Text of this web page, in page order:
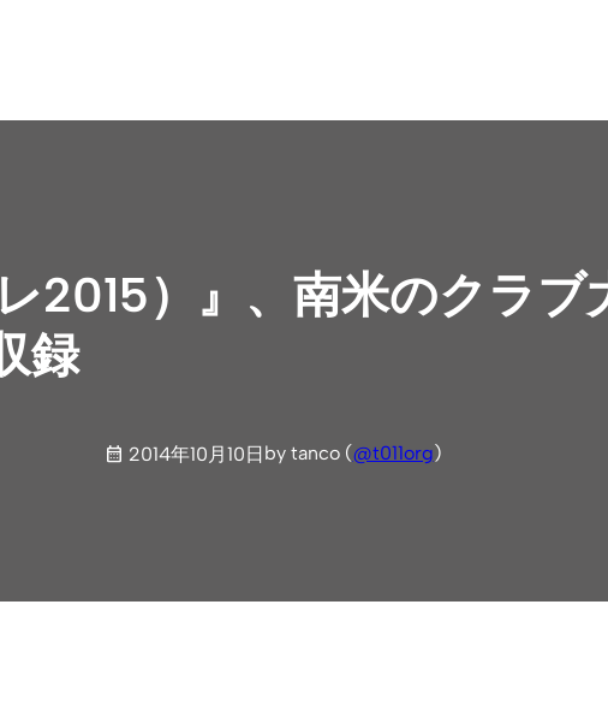
レ2015）』、南米のクラ
録
2014年10月10日 by tanco (@t011org)